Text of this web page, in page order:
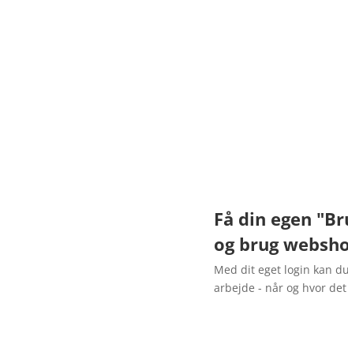
Få din egen
og brug
Med dit eget login kan
arbejde - når og hvor